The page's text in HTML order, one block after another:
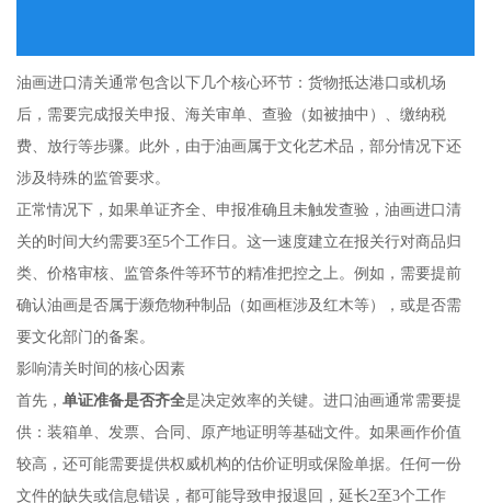
油画进口清关通常包含以下几个核心环节：货物抵达港口或机场
后，需要完成报关申报、海关审单、查验（如被抽中）、缴纳税
费、放行等步骤。此外，由于油画属于文化艺术品，部分情况下还
涉及特殊的监管要求。
正常情况下，如果单证齐全、申报准确且未触发查验，油画进口清
关的时间大约需要3至5个工作日。这一速度建立在报关行对商品归
类、价格审核、监管条件等环节的精准把控之上。例如，需要提前
确认油画是否属于濒危物种制品（如画框涉及红木等），或是否需
要文化部门的备案。
影响清关时间的核心因素
首先， 单证准备是否齐全是决定效率的关键。进口油画通常需要提
供：装箱单、发票、合同、原产地证明等基础文件。如果画作价值
较高，还可能需要提供权威机构的估价证明或保险单据。任何一份
文件的缺失或信息错误，都可能导致申报退回，延长2至3个工作